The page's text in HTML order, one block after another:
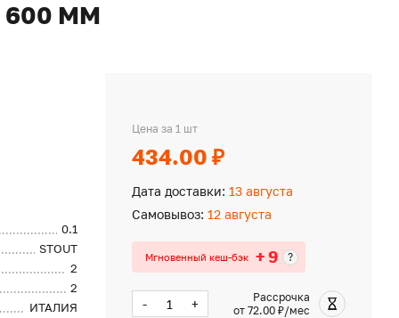
600 ММ
0.1
STOUT
2
2
ИТАЛИЯ
Цена за 1 шт
434.00 ₽
Дата доставки: 13 августа
Самовывоз: 12 августа
Мгновенный кеш-бэк + 9 ?
- +
Рассрочка
от 72.00 ₽/мес